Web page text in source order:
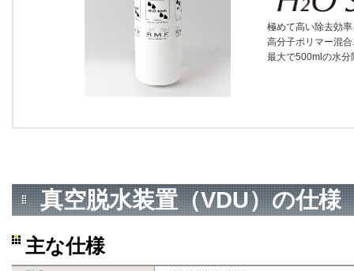
極めて高い除去効
高分子ポリマー混
最大で500mlの水分
真空脱水装置（VDU）の仕様
主な仕様